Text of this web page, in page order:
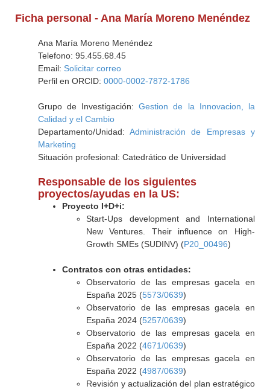
Ficha personal - Ana María Moreno Menéndez
Ana María Moreno Menéndez
Telefono: 95.455.68.45
Email: Solicitar correo
Perfil en ORCID: 0000-0002-7872-1786
Grupo de Investigación:Gestion de la Innovacion, la
Calidad y el Cambio
Departamento/Unidad:Administración de Empresas y
Marketing
Situación profesional: Catedrático de Universidad
Responsable de los siguientes
proyectos/ayudas en la US:
Proyecto I+D+i:
Start-Ups development and International
New Ventures. Their influence on High-
Growth SMEs (SUDINV) (P20_00496)
Contratos con otras entidades:
Observatorio de las empresas gacela en
España 2025 (5573/0639)
Observatorio de las empresas gacela en
España 2024 (5257/0639)
Observatorio de las empresas gacela en
España 2022 (4671/0639)
Observatorio de las empresas gacela en
España 2022 (4987/0639)
Revisión y actualización del plan estratégico